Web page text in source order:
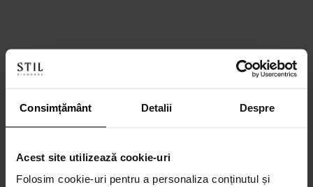
Consimțământ Detalii Despre
Acest site utilizează cookie-uri
Folosim cookie-uri pentru a personaliza conținutul și